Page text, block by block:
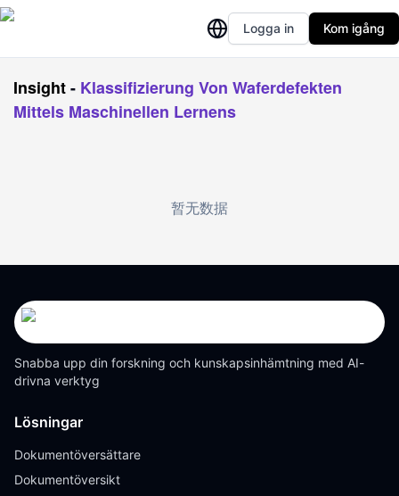
Logga in Kom igång
Insight- Klassifizierung Von Waferdefekten
Mittels Maschinellen Lernens
暂无数据
Snabba upp din forskning och kunskapsinhämtning med AI-
drivna verktyg
Lösningar
Dokumentöversättare
Dokumentöversikt